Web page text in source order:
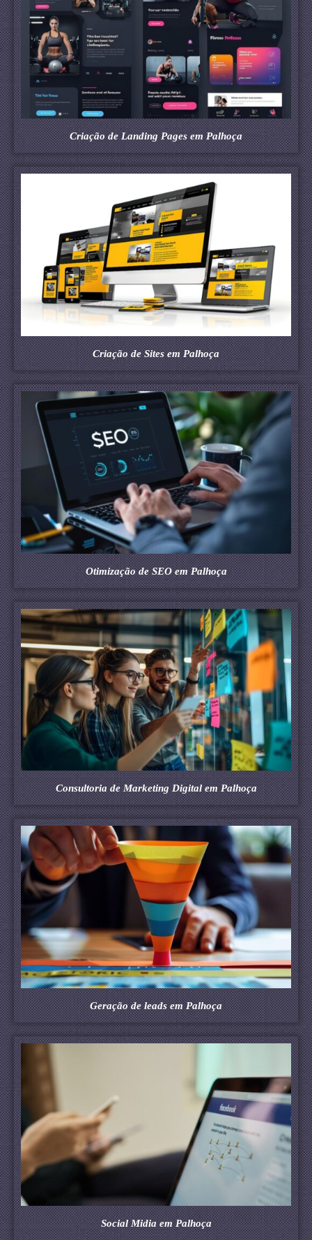
Criação de Landing Pages em Palhoça
Criação de Sites em Palhoça
Otimização de SEO em Palhoça
Consultoria de Marketing Digital em Palhoça
Geração de leads em Palhoça
Social Midia em Palhoça